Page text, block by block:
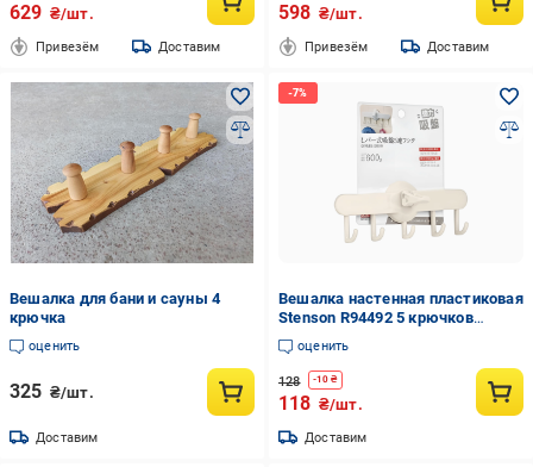
629 ₴/шт.
Привезём Доставим
598 ₴/шт.
Привезём Доставим
Вешалка для бани и сауны 4
крючка
оценить
325 ₴/шт.
Доставим
Вешалка настенная пластиковая
Stenson R94492 5 крючков
19х2,5 см на присоске Бежевый
(R94492)
оценить
128 -10 ₴
118 ₴/шт.
Доставим